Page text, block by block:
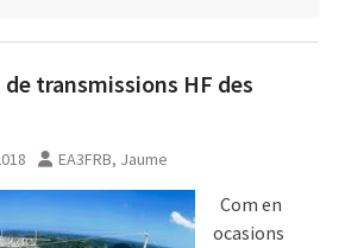
transmissions HF des
EA3FRB, Jaume
Com en
ocasions